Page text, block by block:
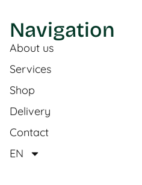
Navigation
About us
Services
Shop
Delivery
Contact
EN